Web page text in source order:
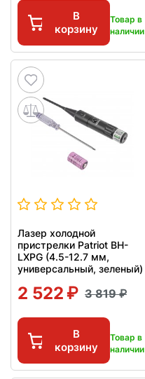
В
корзину
Товар в
наличии
Лазер холодной
пристрелки Patriot BH-
LXPG (4.5-12.7 мм,
универсальный, зеленый)
2 522 3 819
В
корзину
Товар в
наличии